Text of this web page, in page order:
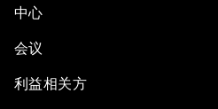
Accelerating ASEAN
中心
会议
利益相关方